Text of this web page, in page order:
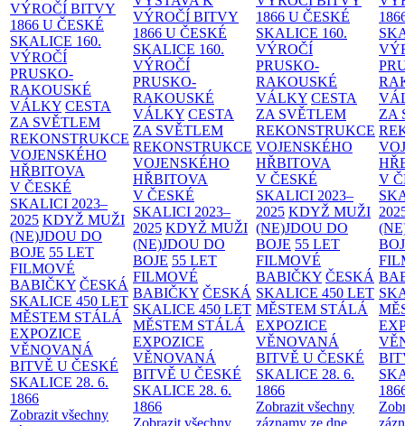
VÝROČÍ BITVY
1866 U ČESKÉ
SKALICE 160.
VÝROČÍ
PRUSKO-
RAKOUSKÉ
VÁLKY CESTA
ZA SVĚTLEM
REKONSTRUKCE
VOJENSKÉHO
HŘBITOVA
V ČESKÉ
SKALICI 2023–
2025 KDYŽ MUŽI
(NE)JDOU DO
BOJE 55 LET
FILMOVÉ
BABIČKY ČESKÁ
SKALICE 450 LET
MĚSTEM STÁLÁ
EXPOZICE
VĚNOVANÁ
BITVĚ U ČESKÉ
SKALICE 28. 6.
1866
Zobrazit všechny
VÝROČÍ BITVY
1866 U ČESKÉ
SKALICE 160.
VÝROČÍ
PRUSKO-
RAKOUSKÉ
VÁLKY CESTA
ZA SVĚTLEM
REKONSTRUKCE
VOJENSKÉHO
HŘBITOVA
V ČESKÉ
SKALICI 2023–
2025 KDYŽ MUŽI
(NE)JDOU DO
BOJE 55 LET
FILMOVÉ
BABIČKY ČESKÁ
SKALICE 450 LET
MĚSTEM STÁLÁ
EXPOZICE
VĚNOVANÁ
BITVĚ U ČESKÉ
SKALICE 28. 6.
1866
Zobrazit všechny
1866 U ČESKÉ
SKALICE 160.
VÝROČÍ
PRUSKO-
RAKOUSKÉ
VÁLKY CESTA
ZA SVĚTLEM
REKONSTRUKCE
VOJENSKÉHO
HŘBITOVA
V ČESKÉ
SKALICI 2023–
2025 KDYŽ MUŽI
(NE)JDOU DO
BOJE 55 LET
FILMOVÉ
BABIČKY ČESKÁ
SKALICE 450 LET
MĚSTEM STÁLÁ
EXPOZICE
VĚNOVANÁ
BITVĚ U ČESKÉ
SKALICE 28. 6.
1866
Zobrazit všechny
záznamy ze dne
ZA
V